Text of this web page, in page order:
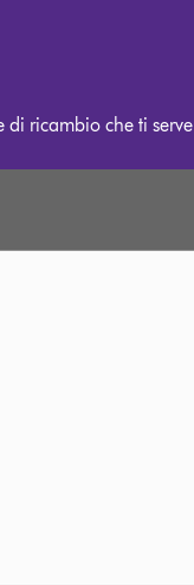
di ricambio che ti serve